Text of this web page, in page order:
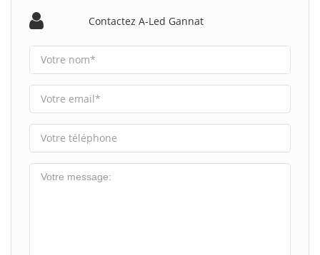
Contactez A-Led Gannat